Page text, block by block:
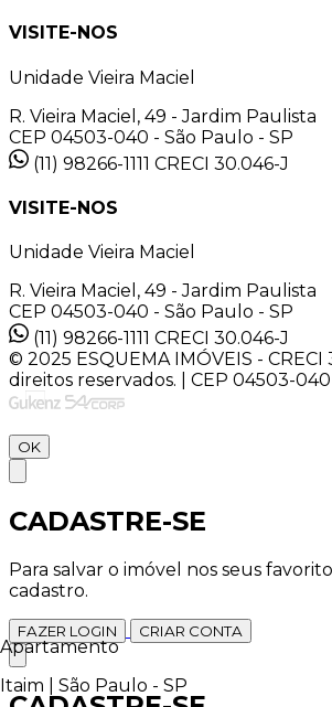
Apartamento
Itaim | São Paulo - SP
VISITE-NOS
Unidade Vieira Maciel
R. Vieira Maciel, 49 - Jardim Paulista
CEP 04503-040 - São Paulo - SP
(11) 98266-1111 CRECI 30.046-J
VISITE-NOS
Unidade Vieira Maciel
R. Vieira Maciel, 49 - Jardim Paulista
CEP 04503-040 - São Paulo - SP
(11) 98266-1111 CRECI 30.046-J
© 2025 ESQUEMA IMÓVEIS - CRECI
direitos reservados. | CEP 04503-
OK
CADASTRE-SE
Para salvar o imóvel nos seus
cadastro.
FAZER LOGIN CRIAR CONTA